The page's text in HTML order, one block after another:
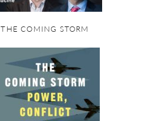
THE COMING STORM